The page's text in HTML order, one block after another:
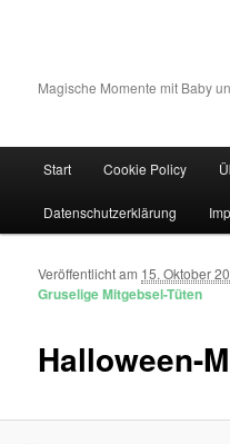
Magische Momente mit Baby
Zum Inhalt wechseln
Zum sekundären Inhalt
Start Cookie Policy
Datenschutzerklärung
Bilder-Navigation
Halloween-
Veröffentlicht am 15. Oktober
Gruselige Mitgebsel-Tüten